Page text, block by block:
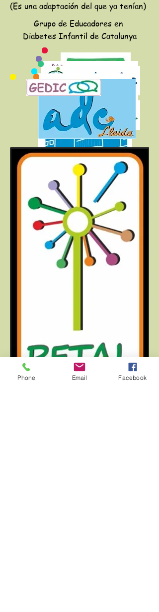
(Es una adaptación del que ya tenían)
Grupo de Educadores en
Diabetes Infantil de Catalunya
Phone Email Facebook